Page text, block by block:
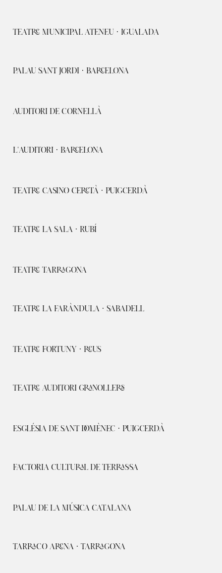
TEATRE MUNICIPAL ATENEU · IGUALADA
PALAU SANT JORDI · BARCELONA
AUDITORI DE CORNELLÀ
L'AUDITORI · BARCELONA
TEATRE CASINO CERETÀ · PUIGCERDÀ
TEATRE LA SALA · RUBÍ
TEATRE TARRAGONA
TEATRE LA FARÀNDULA · SABADELL
TEATRE FORTUNY · REUS
TEATRE AUDITORI GRANOLLERS
ESGLÉSIA DE SANT DOMÈNEC · PUIGCERDÀ
FACTORIA CULTURAL DE TERRASSA
PALAU DE LA MÚSICA CATALANA
TARRACO ARENA · TARRAGONA